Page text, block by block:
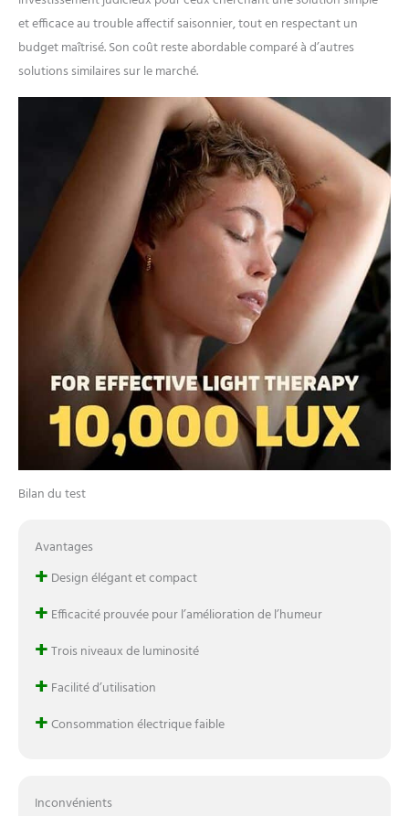
luminothérapie. Notre
philosophie est de
construire des lampes de
pointe qui fonctionnent et
ont l'air incroyables.
Politique de remplacement
facile de 4 ans : si nos
lampes cessent de
fonctionner pour une
raison quelconque dans
les 4 ans suivant l'achat,
nous les remplacerons
sans frais, avec un simple
e-mail à notre service
client basé au Minnesota,
aux États-Unis.
et efficace au trouble affectif saisonnier, tout en respectant un
budget maîtrisé. Son coût reste abordable comparé à d’autres
solutions similaires sur le marché.
Bilan du test
Avantages
+ Design élégant et compact
+ Efficacité prouvée pour l’amélioration de l’humeur
+Trois niveaux de luminosité
+ Facilité d’utilisation
+Consommation électrique faible
Inconvénients